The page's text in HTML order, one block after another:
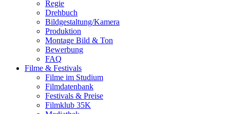
Regie
Dreh­buch
Bildgestaltung/​​Kamera
Pro­duk­ti­on
Mon­ta­ge Bild & Ton
Bewer­bung
FAQ
Fil­me & Fes­ti­vals
Fil­me im Stu­di­um
Film­da­ten­bank
Fes­ti­vals & Prei­se
Film­klub 35K